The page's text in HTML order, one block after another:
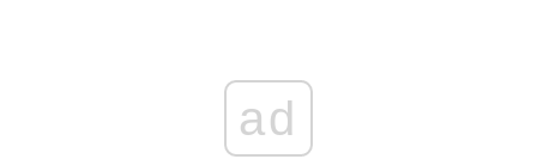
ad